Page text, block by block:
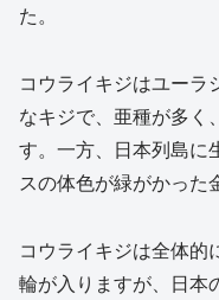
た。
コウライキジはユーラ
なキジで、亜種が多く
す。一方、日本列島に
スの体色が緑がかった
コウライキジは全体的
輪が入りますが、日本